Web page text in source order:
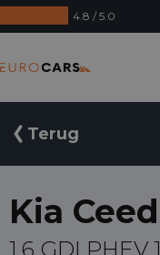
4.8 / 5.0
Terug
Kia
1.6 GDI